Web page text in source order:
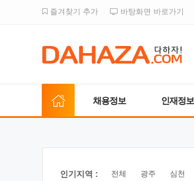
즐겨찾기 추가 바탕화면 바로가기
채용정보 인재정보
인기지역 : 전체 광주 심천